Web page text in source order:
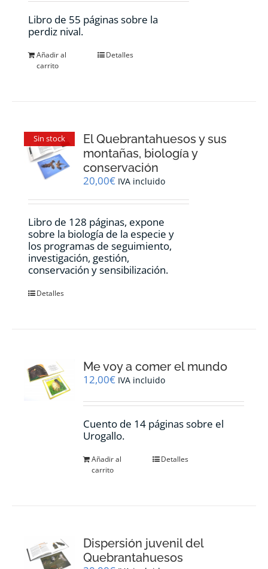
Libro de 55 páginas sobre la
perdiz nival.
Añadir al
carrito
Detalles
Sin stock
El Quebrantahuesos y sus
montañas, biología y
conservación
20,00€ IVA incluido
Libro de 128 páginas, expone
sobre la biología de la especie y
los programas de seguimiento,
investigación, gestión,
conservación y sensibilización.
Detalles
Me voy a comer el mundo
12,00€ IVA incluido
Cuento de 14 páginas sobre el
Urogallo.
Añadir al
carrito
Detalles
Dispersión juvenil del
Quebrantahuesos